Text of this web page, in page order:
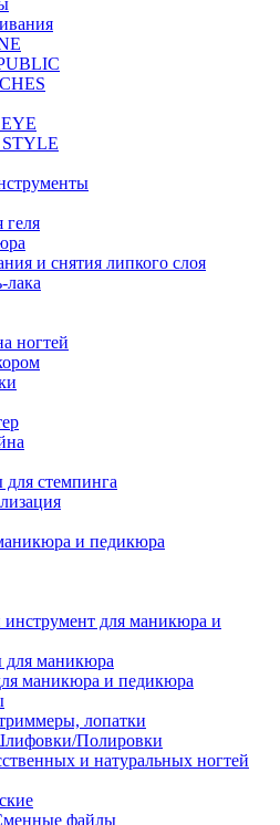
геля
и снятия липкого слоя
лака
ногтей
стемпинга
и педикюра
для маникюра и
маникюра
маникюра и педикюра
лопатки
Полировки
и натуральных ногтей
файлы